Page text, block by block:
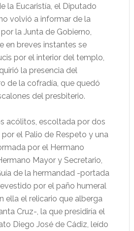
la Eucaristía, el Diputado
volvió a informar de la
la Junta de Gobierno,
en breves instantes se
por el interior del templo,
la presencia del
de la cofradía, que quedó
del presbiterio.
acólitos, escoltada por dos
el Palio de Respeto y una
por el Hermano
Mayor y Secretario,
de la hermandad -portada
por el paño humeral
ella el relicario que alberga
Cruz-, la que presidiría el
Diego José de Cádiz, leído